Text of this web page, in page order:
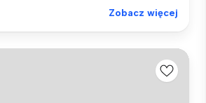
Zobacz więcej